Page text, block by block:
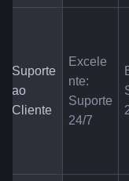
Suporte
ao
Cliente
Excele
nte:
Suporte
24/7